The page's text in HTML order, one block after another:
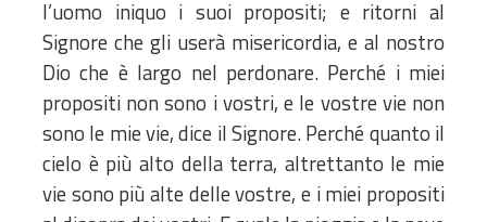
l’uomo iniquo i suoi propositi; e ritorni al
Signore che gli userà misericordia, e al nostro
Dio che è largo nel perdonare. Perché i miei
propositi non sono i vostri, e le vostre vie non
sono le mie vie, dice il Signore. Perché quanto il
cielo è più alto della terra, altrettanto le mie
vie sono più alte delle vostre, e i miei propositi